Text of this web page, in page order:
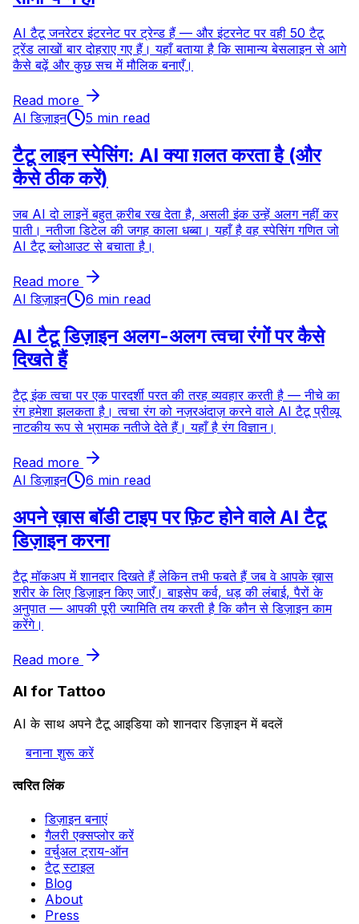
AI टैटू जनरेटर इंटरनेट पर ट्रेन्ड हैं — और इंटरनेट पर वही 50 टैटू
ट्रेंड लाखों बार दोहराए गए हैं। यहाँ बताया है कि सामान्य बेसलाइन से आगे
कैसे बढ़ें और कुछ सच में मौलिक बनाएँ।
Read more
AI डिज़ाइन
5 min read
टैटू लाइन स्पेसिंग: AI क्या ग़लत करता है (और
कैसे ठीक करें)
जब AI दो लाइनें बहुत क़रीब रख देता है, असली इंक उन्हें अलग नहीं कर
पाती। नतीजा डिटेल की जगह काला धब्बा। यहाँ है वह स्पेसिंग गणित जो
AI टैटू ब्लोआउट से बचाता है।
Read more
AI डिज़ाइन
6 min read
AI टैटू डिज़ाइन अलग-अलग त्वचा रंगों पर कैसे
दिखते हैं
टैटू इंक त्वचा पर एक पारदर्शी परत की तरह व्यवहार करती है — नीचे का
रंग हमेशा झलकता है। त्वचा रंग को नज़रअंदाज़ करने वाले AI टैटू प्रीव्यू
नाटकीय रूप से भ्रामक नतीजे देते हैं। यहाँ है रंग विज्ञान।
Read more
AI डिज़ाइन
6 min read
अपने ख़ास बॉडी टाइप पर फ़िट होने वाले AI टैटू
डिज़ाइन करना
टैटू मॉकअप में शानदार दिखते हैं लेकिन तभी फबते हैं जब वे आपके ख़ास
शरीर के लिए डिज़ाइन किए जाएँ। बाइसेप कर्व, धड़ की लंबाई, पैरों के
अनुपात — आपकी पूरी ज्यामिति तय करती है कि कौन से डिज़ाइन काम
करेंगे।
Read more
AI for Tattoo
AI के साथ अपने टैटू आइडिया को शानदार डिज़ाइन में बदलें
बनाना शुरू करें
त्वरित लिंक
डिज़ाइन बनाएं
गैलरी एक्सप्लोर करें
वर्चुअल ट्राय-ऑन
टैटू स्टाइल
Blog
About
Press